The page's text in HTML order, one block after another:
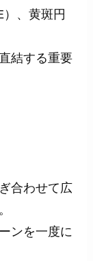
、黄斑円
結する重要
合わせて広
ンを一度に